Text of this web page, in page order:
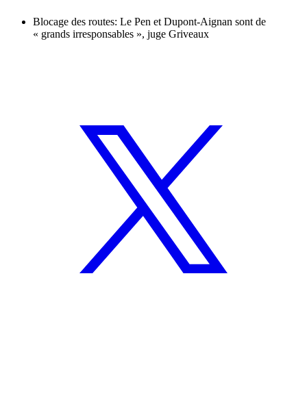
Blocage des routes: Le Pen et Dupont-Aignan sont de
« grands irresponsables », juge Griveaux